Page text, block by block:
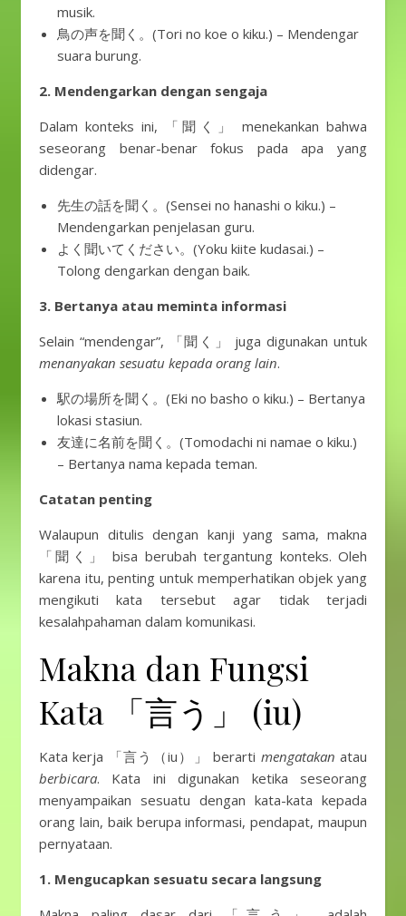
musik.
鳥の声を聞く。(Tori no koe o kiku.) – Mendengar
suara burung.
2. Mendengarkan dengan sengaja
Dalam konteks ini, 「聞く」 menekankan bahwa
seseorang benar-benar fokus pada apa yang
didengar.
先生の話を聞く。(Sensei no hanashi o kiku.) –
Mendengarkan penjelasan guru.
よく聞いてください。(Yoku kiite kudasai.) –
Tolong dengarkan dengan baik.
3. Bertanya atau meminta informasi
Selain “mendengar”, 「聞く」 juga digunakan untuk
menanyakan sesuatu kepada orang lain.
駅の場所を聞く。(Eki no basho o kiku.) – Bertanya
lokasi stasiun.
友達に名前を聞く。(Tomodachi ni namae o kiku.)
– Bertanya nama kepada teman.
Catatan penting
Walaupun ditulis dengan kanji yang sama, makna
「聞く」 bisa berubah tergantung konteks. Oleh
karena itu, penting untuk memperhatikan objek yang
mengikuti kata tersebut agar tidak terjadi
kesalahpahaman dalam komunikasi.
Makna dan Fungsi
Kata 「言う」 (iu)
Kata kerja 「言う（iu）」 berarti mengatakan atau
berbicara. Kata ini digunakan ketika seseorang
menyampaikan sesuatu dengan kata-kata kepada
orang lain, baik berupa informasi, pendapat, maupun
pernyataan.
1. Mengucapkan sesuatu secara langsung